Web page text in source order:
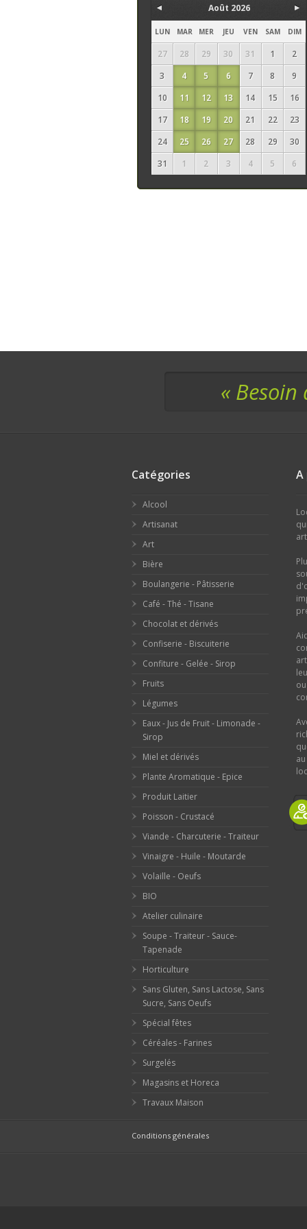
Août 2026
LUN MAR MER JEU VEN SAM DIM
27 28 29 30 31 1
2
3
4 5 6 7 8
9
10
11 12 13 14 15
16
17
18 19 20 21 22
23
24
25 26 27 28 29
30
31
1 2 3 4 5 6
«
Catégories
Alcool
Artisanat
Art
Bière
Boulangerie - Pâtisserie
Café - Thé - Tisane
Chocolat et dérivés
Confiserie - Biscuiterie
Confiture - Gelée - Sirop
Fruits
Légumes
Eaux - Jus de Fruit - Limonade -
Sirop
Miel et dérivés
Plante Aromatique - Epice
Produit Laitier
Poisson - Crustacé
Viande - Charcuterie - Traiteur
Vinaigre - Huile - Moutarde
Volaille - Oeufs
BIO
Atelier culinaire
Soupe - Traiteur - Sauce-
Tapenade
Horticulture
Sans Gluten, Sans Lactose, Sans
Sucre, Sans Oeufs
Spécial fêtes
Céréales - Farines
Surgelés
Magasins et Horeca
Travaux Maison
A
Conditions générales